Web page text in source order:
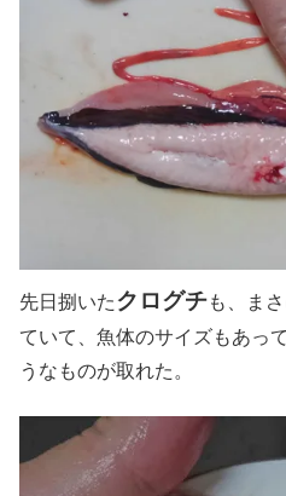
先日捌いたクログチも、ま
ていて、魚体のサイズもあっ
うなものが取れた。